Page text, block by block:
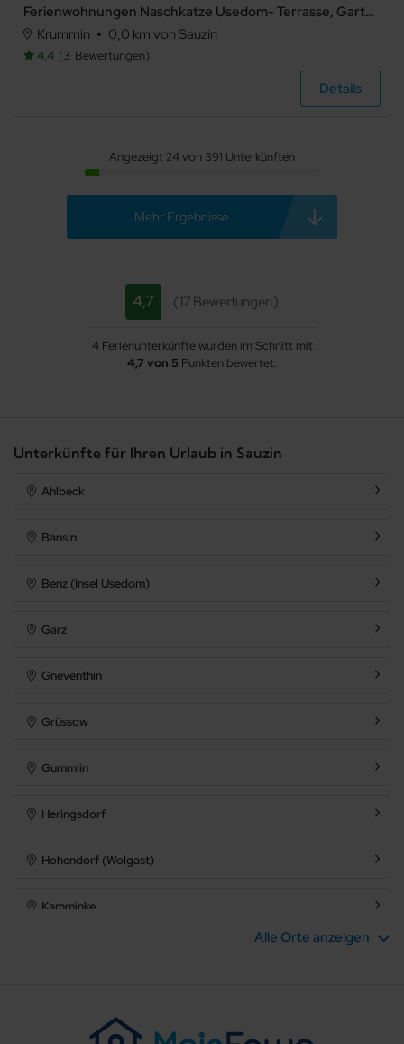
Ferienwohnungen Naschkatze Usedom- Terrasse, Garten & Ruhe - Ferienwohnung 3
Krummin
0,0 km von Sauzin
4,4 3 Bewertungen
Details
Angezeigt 24 von 391 Unterkünften
Mehr Ergebnisse
4,7 17 Bewertungen
4 Ferienunterkünfte wurden im Schnitt mit
4,7 von 5 Punkten bewertet.
Unterkünfte für Ihren Urlaub in Sauzin
Ahlbeck
Bansin
Benz (Insel Usedom)
Garz
Gneventhin
Grüssow
Gummlin
Heringsdorf
Hohendorf (Wolgast)
Kamminke
Alle Orte anzeigen